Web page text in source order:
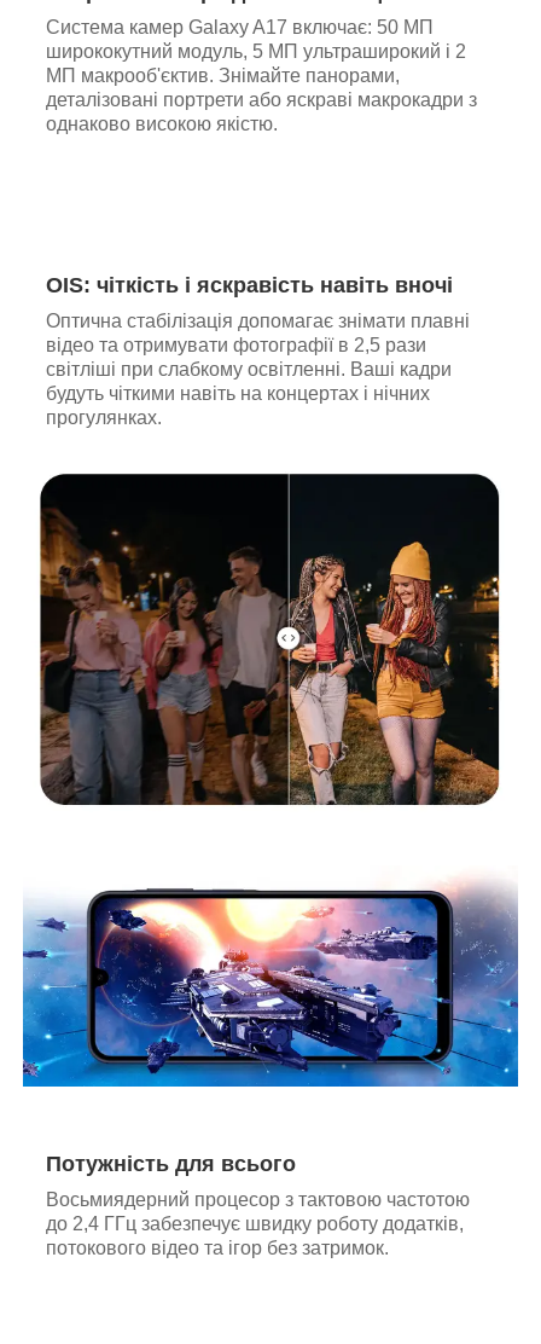
Система камер Galaxy A17 включає: 50 МП
ширококутний модуль, 5 МП ультраширокий і 2
МП макрооб'єктив. Знімайте панорами,
деталізовані портрети або яскраві макрокадри з
однаково високою якістю.
OIS: чіткість і яскравість навіть вночі
Оптична стабілізація допомагає знімати плавні
відео та отримувати фотографії в 2,5 рази
світліші при слабкому освітленні. Ваші кадри
будуть чіткими навіть на концертах і нічних
прогулянках.
Потужність для всього
Восьмиядерний процесор з тактовою частотою
до 2,4 ГГц забезпечує швидку роботу додатків,
потокового відео та ігор без затримок.